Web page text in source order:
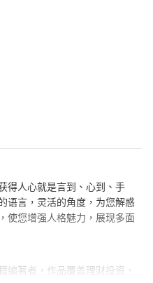
得人心就是言到、心到、手
语言，灵活的角度，为您解惑
使您增强人格魅力，展现多面
编著者，作品覆盖理财投资、